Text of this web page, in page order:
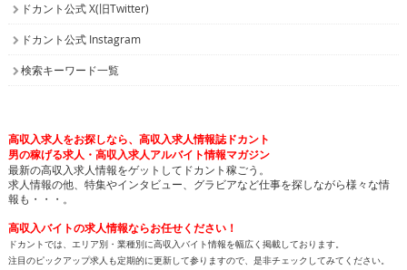
ドカント公式 X(旧Twitter)
ドカント公式 Instagram
検索キーワード一覧
高収入求人をお探しなら、高収入求人情報誌ドカント
男の稼げる求人・高収入求人アルバイト情報マガジン
最新の高収入求人情報をゲットしてドカント稼ごう。
求人情報の他、特集やインタビュー、グラビアなど仕事を探しながら様々な情
報も・・・。
高収入バイトの求人情報ならお任せください！
ドカントでは、エリア別・業種別に高収入バイト情報を幅広く掲載しております。
注目のピックアップ求人も定期的に更新して参りますので、是非チェックしてみてください。